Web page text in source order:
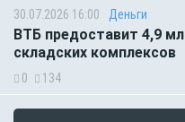
30.07.2026 16:00 Деньги
ВТБ предоставит 4,9
складских комплексов
0 134